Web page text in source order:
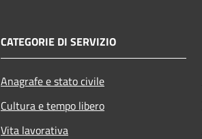
CATEGORIE DI SERVIZIO
Anagrafe e stato civile
Cultura e tempo libero
Vita lavorativa